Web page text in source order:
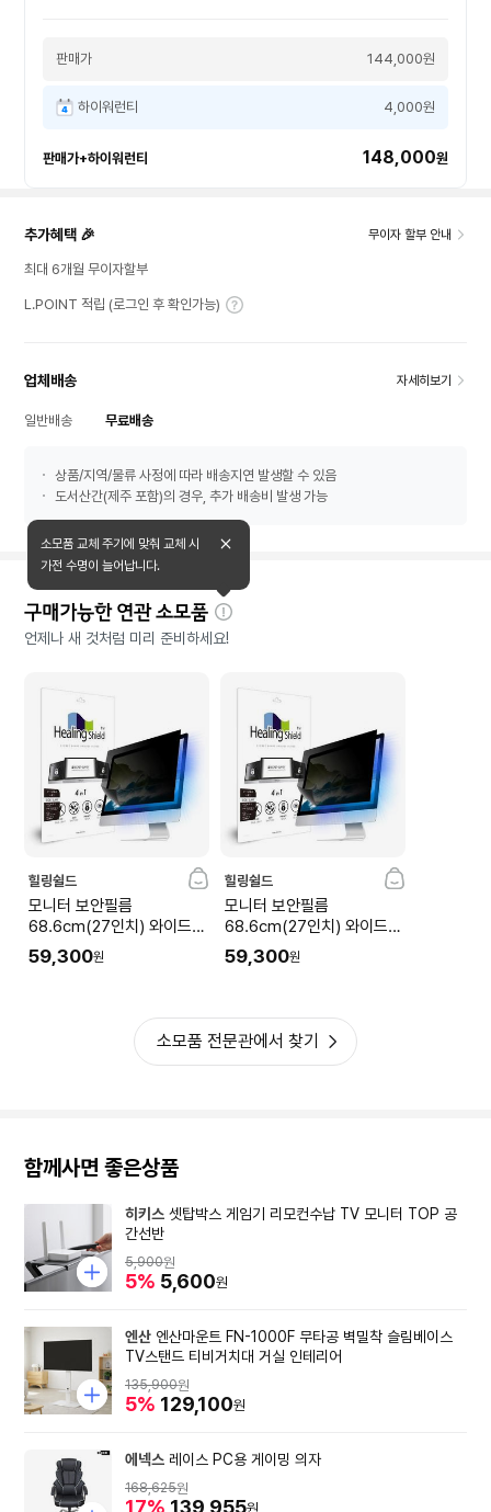
판매가 144,000원
하이워런티 4,000원
판매가+하이워런티 148,000원
추가혜택 🎉 무이자 할부 안내
최대 6개월 무이자할부
L.POINT 적립 (로그인 후 확인가능)
업체배송 자세히보기
일반배송 무료배송
상품/지역/물류 사정에 따라 배송지연 발생할 수 있음
도서산간(제주 포함)의 경우, 추가 배송비 발생 가능
구매가능한 연관 소모품
자
세
소모품 교체 주기에 맞춰 교체 시
가전 수명이 늘어납니다.
언제나 새 것처럼 미리 준비하세요!
힐링쉴드
모니터 보안필름
68.6cm(27인치) 와이드B
타입 양면 정보보안기
59,300원
힐링쉴드
모니터 보안필름
68.6cm(27인치) 와이드A
타입 양면 정보보안기
59,300원
소모품 전문관에서 찾기
함께사면 좋은상품
히키스 셋탑박스 게임기 리모컨수납 TV 모니터 TOP 공
간선반
5,900원
5% 5,600원
엔산 엔산마운트 FN-1000F 무타공 벽밀착 슬림베이스
TV스탠드 티비거치대 거실 인테리어
135,900원
5% 129,100원
에넥스 레이스 PC용 게이밍 의자
168,625원
원